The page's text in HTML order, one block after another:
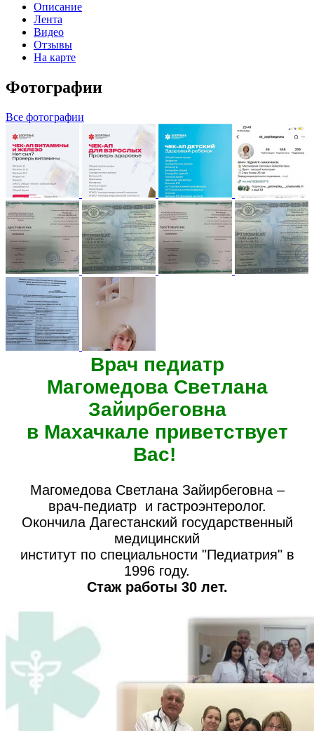
Описание
Лента
Видео
Отзывы
На карте
Фотографии
Все фотографии
Врач педиатр
Магомедова Светлана
Зайирбеговна
в Махачкале приветствует
Вас!
Магомедова Светлана Зайирбеговна –
врач-педиатр и гастроэнтеролог.
Окончила Дагестанский государственный
медицинский
институт по специальности "Педиатрия" в
1996 году.
Стаж работы 30 лет.